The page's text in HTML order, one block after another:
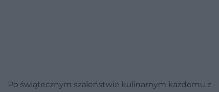
Po świątecznym szaleństwie kulinarnym każdemu z